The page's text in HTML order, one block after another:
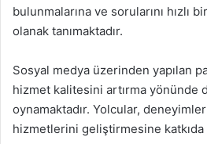
bulunmalarına ve sorularını hızlı
olanak tanımaktadır.
Sosyal medya üzerinden yapılan
hizmet kalitesini artırma yönünde
oynamaktadır. Yolcular,
hizmetlerini geliştirmesine